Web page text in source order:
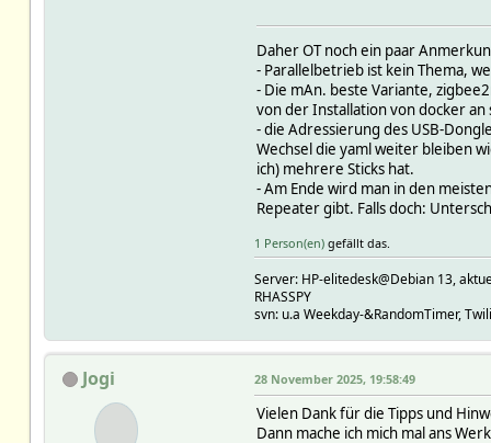
val {"name":"Stromzaehler
homeassistant/sensor/
ts
val
homeassistant/sensor/
ts
val {"name":"Stromzaehler
homeassistant/sensor/
ts
val {"name":"Stromzaehler
homeassistant/sensor/
ts
val {"name":"Stromzaehler
homeassistant/sensor/
ts
val {"name":"Stromzaehler
homeassistant/sensor/
val {"name":"Stromzaehler
homeassistant/sensor/
ts
Daher OT noch ein paar
- Parallelbetrieb ist kein Thema,
- Die mAn. beste Variante,
von der Installation von docker
- die Adressierung des USB-
Wechsel die yaml weiter bleiben
ich) mehrere Sticks hat.
- Am Ende wird man in den
Repeater gibt. Falls doch:
1 Person(en)gefällt das.
Server: HP-elitedesk@Debian 13,
RHASSPY
svn: u.a Weekday-&RandomTimer,
Jogi 28 November 2025, 19:58:49
Vielen Dank für die Tipps und
Dann mache ich mich mal ans